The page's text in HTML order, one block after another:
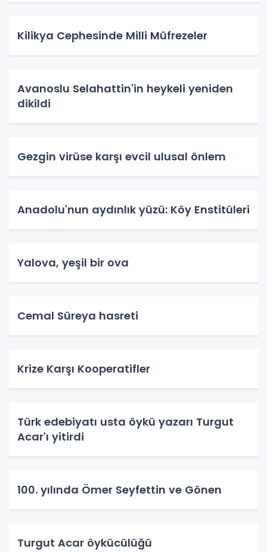
Kilikya Cephesinde Milli Müfrezeler
Avanoslu Selahattin'in heykeli yeniden
dikildi
Gezgin virüse karşı evcil ulusal önlem
Anadolu'nun aydınlık yüzü: Köy Enstitüleri
Yalova, yeşil bir ova
Cemal Süreya hasreti
Krize Karşı Kooperatifler
Türk edebiyatı usta öykü yazarı Turgut
Acar'ı yitirdi
100. yılında Ömer Seyfettin ve Gönen
Turgut Acar öykücülüğü